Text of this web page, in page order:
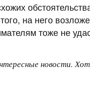
на него
тоже не
новости.